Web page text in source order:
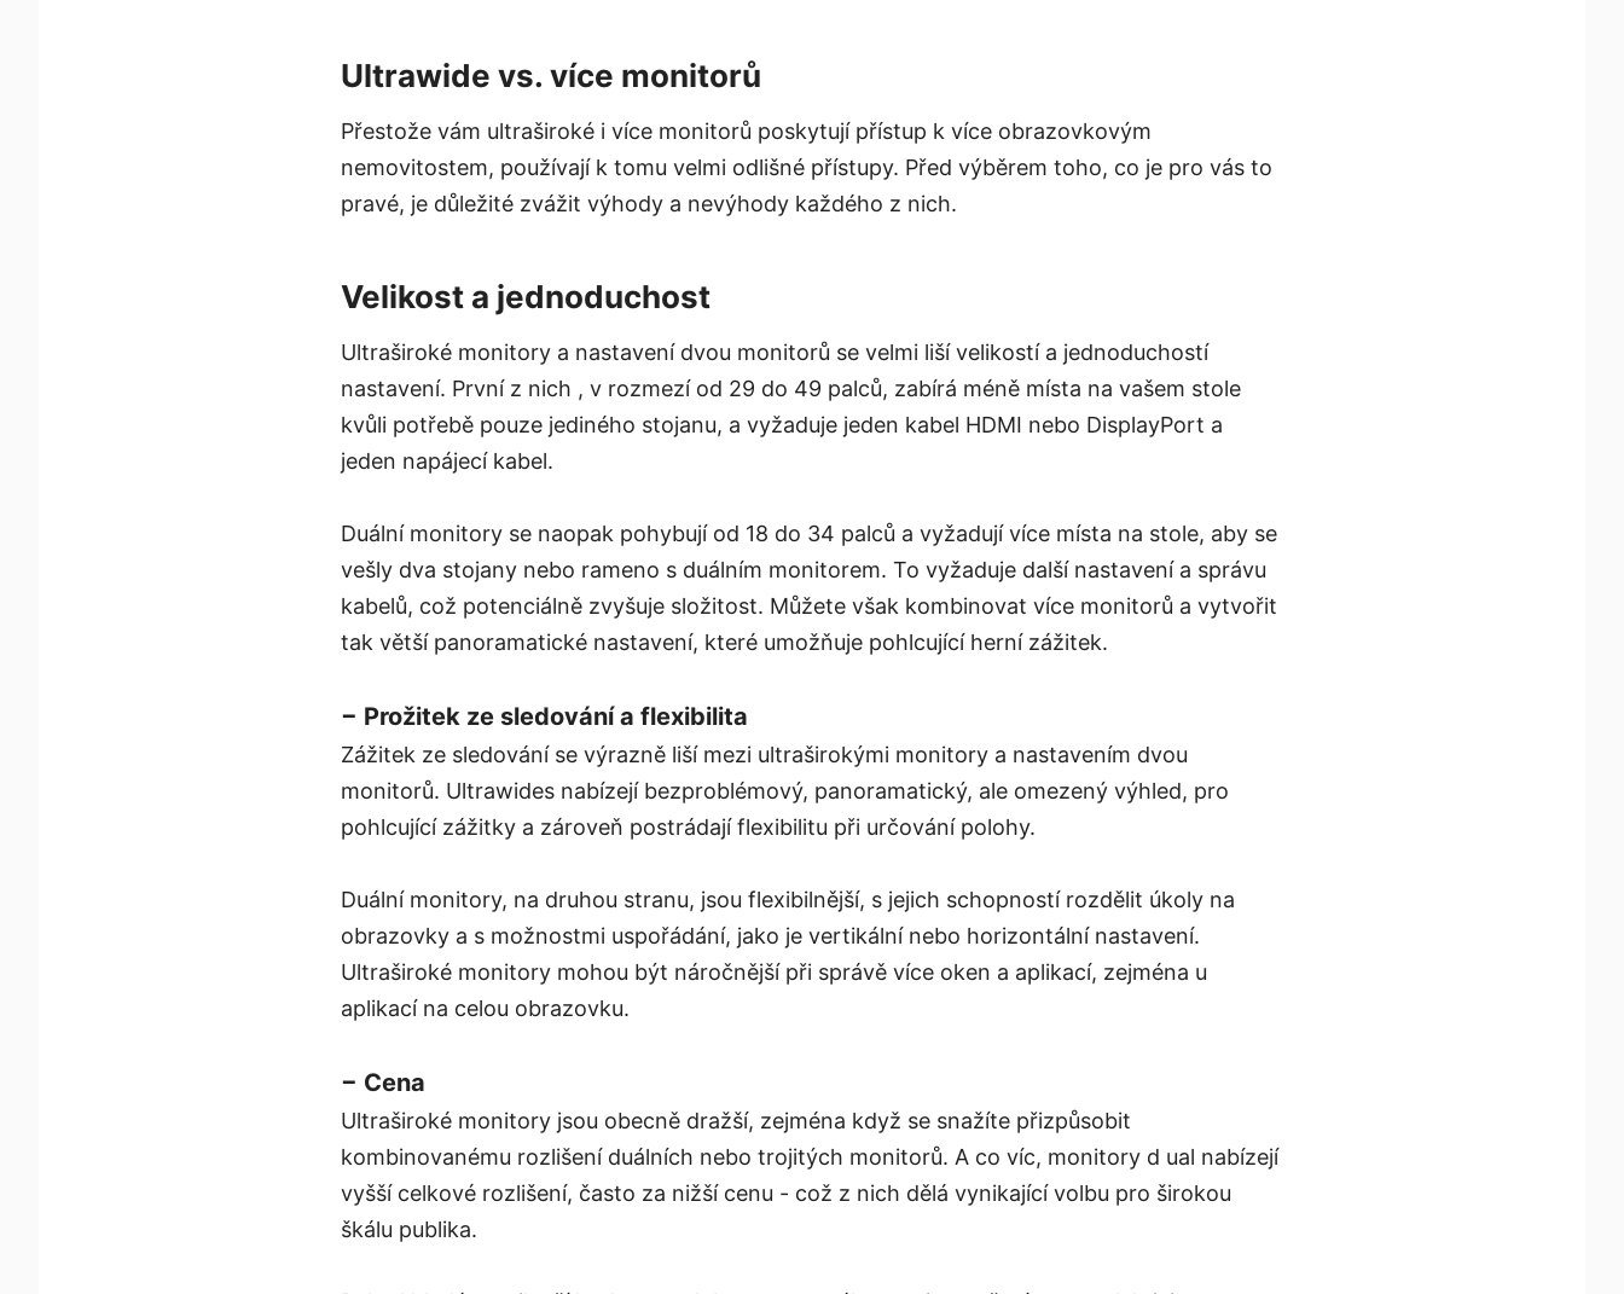
Ultrawide vs. více monitorů
Přestože vám ultraširoké i více monitorů poskytují přístup k více obrazovkovým
nemovitostem, používají k tomu velmi odlišné přístupy. Před výběrem toho, co je pro vás to
pravé, je důležité zvážit výhody a nevýhody každého z nich.
Velikost a jednoduchost
Ultraširoké monitory a nastavení dvou monitorů se velmi liší velikostí a jednoduchostí
nastavení. První z nich , v rozmezí od 29 do 49 palců, zabírá méně místa na vašem stole
kvůli potřebě pouze jediného stojanu, a vyžaduje jeden kabel HDMI nebo DisplayPort a
jeden napájecí kabel.
Duální monitory se naopak pohybují od 18 do 34 palců a vyžadují více místa na stole, aby se
vešly dva stojany nebo rameno s duálním monitorem. To vyžaduje další nastavení a správu
kabelů, což potenciálně zvyšuje složitost. Můžete však kombinovat více monitorů a vytvořit
tak větší panoramatické nastavení, které umožňuje pohlcující herní zážitek.
− Prožitek ze sledování a flexibilita
Zážitek ze sledování se výrazně liší mezi ultraširokými monitory a nastavením dvou
monitorů. Ultrawides nabízejí bezproblémový, panoramatický, ale omezený výhled, pro
pohlcující zážitky a zároveň postrádají flexibilitu při určování polohy.
Duální monitory, na druhou stranu, jsou flexibilnější, s jejich schopností rozdělit úkoly na
obrazovky a s možnostmi uspořádání, jako je vertikální nebo horizontální nastavení.
Ultraširoké monitory mohou být náročnější při správě více oken a aplikací, zejména u
aplikací na celou obrazovku.
− Cena
Ultraširoké monitory jsou obecně dražší, zejména když se snažíte přizpůsobit
kombinovanému rozlišení duálních nebo trojitých monitorů. A co víc, monitory d ual nabízejí
vyšší celkové rozlišení, často za nižší cenu - což z nich dělá vynikající volbu pro širokou
škálu publika.